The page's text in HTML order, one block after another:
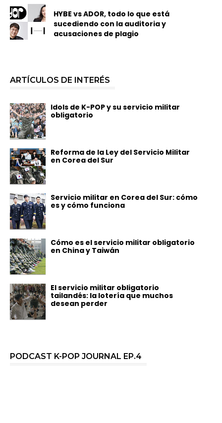
HYBE vs ADOR, todo lo que está
sucediendo con la auditoria y
acusaciones de plagio
ARTÍCULOS DE INTERÉS
Idols de K-POP y su servicio militar
obligatorio
Reforma de la Ley del Servicio Militar
en Corea del Sur
Servicio militar en Corea del Sur: cómo
es y cómo funciona
Cómo es el servicio militar obligatorio
en China y Taiwán
El servicio militar obligatorio
tailandés: la lotería que muchos
desean perder
PODCAST K-POP JOURNAL EP.4